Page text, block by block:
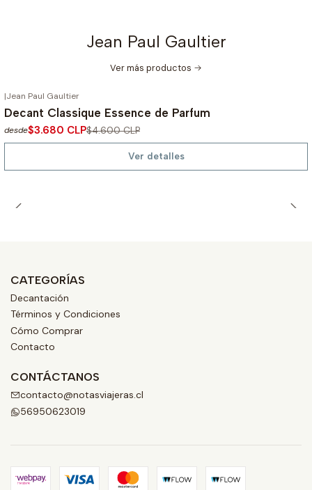
Jean Paul Gaultier
Ver más productos
Agotado
|Jean Paul Gaultier
Decant Classique Essence de Parfum
desde$3.680 CLP$4.600 CLP
Ver detalles
CATEGORÍAS
Decantación
Términos y Condiciones
Cómo Comprar
Contacto
CONTÁCTANOS
contacto@notasviajeras.cl
56950623019